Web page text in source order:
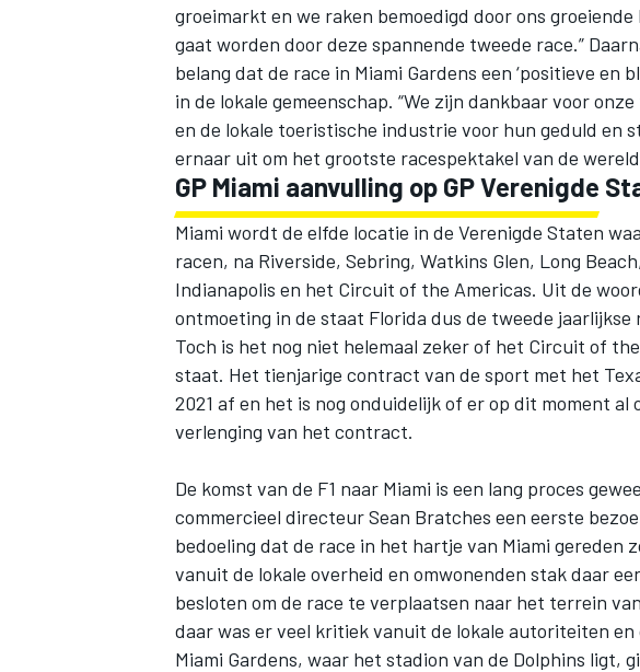
groeimarkt en we raken bemoedigd door ons
gaat worden door deze spannende tweede race.”
belang dat de race in Miami Gardens een ‘positieve en
in de lokale gemeenschap. “We zijn dankbaar voor
en de lokale toeristische industrie voor hun geduld en
ernaar uit om het grootste racespektakel van de
GP Miami aanvulling op GP Verenigde
Miami wordt de elfde locatie in de Verenigde Staten
racen, na Riverside, Sebring, Watkins Glen, Long
Indianapolis en het Circuit of the Americas. Uit de
ontmoeting in de staat Florida dus de tweede jaarlijkse
Toch is het nog niet helemaal zeker of het Circuit of
staat. Het tienjarige contract van de sport met het
2021 af en het is nog onduidelijk of er op dit moment al
verlenging van het contract.
De komst van de F1 naar Miami is een lang proces
commercieel directeur Sean Bratches een eerste
bedoeling dat de race in het hartje van Miami gereden
vanuit de lokale overheid en omwonenden stak daar
besloten om de race te verplaatsen naar het terrein
daar was er veel kritiek vanuit de lokale autoriteiten en
Miami Gardens, waar het stadion van de Dolphins ligt,